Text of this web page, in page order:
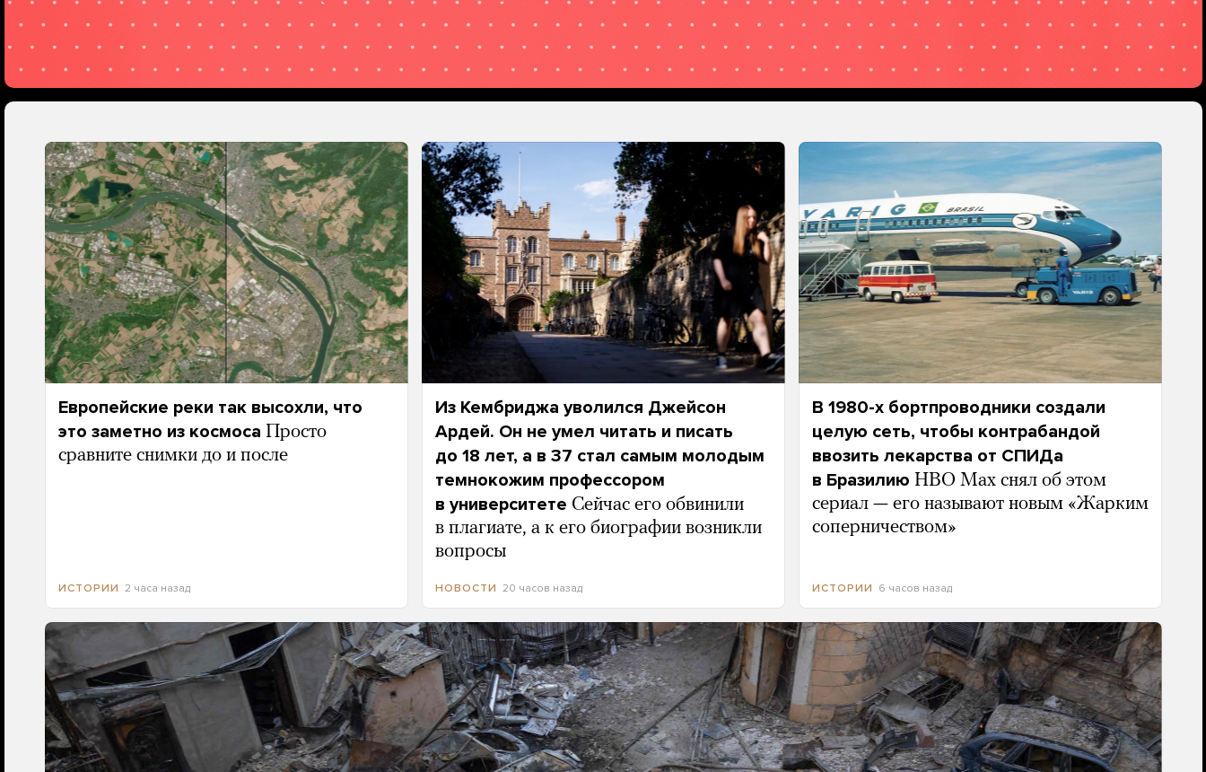
Европейские реки так высохли, что
это заметно из космоса Просто
сравните снимки до и после
ИСТОРИИ 2 часа назад
Из Кембриджа уволился Джейсон
Ардей. Он не умел читать и писать
до 18 лет, а в 37 стал самым молодым
темнокожим профессором
в университете Сейчас его обвинили
в плагиате, а к его биографии возникли
вопросы
НОВОСТИ 20 часов назад
В 1980-х бортпроводники создали
целую сеть, чтобы контрабандой
ввозить лекарства от СПИДа
в Бразилию HBO Max снял об этом
сериал — его называют новым «Жарким
соперничеством»
ИСТОРИИ 6 часов назад